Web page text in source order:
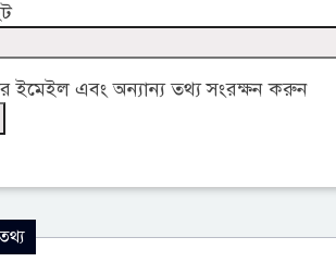
ইমেইল এবং অন্যান্য তথ্য সংরক্ষন করুন